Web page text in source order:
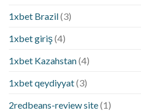
1xbet Brazil(3)
1xbet giriş(4)
1xbet Kazahstan(4)
1xbet qeydiyyat(3)
2redbeans-review site(1)